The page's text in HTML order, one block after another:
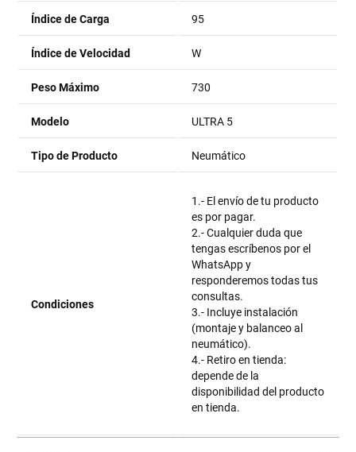
Índice de Carga 95
Índice de Velocidad W
Peso Máximo 730
Modelo ULTRA 5
Tipo de Producto Neumático
Condiciones
1.- El envío de tu producto
es por pagar.
2.- Cualquier duda que
tengas escríbenos por el
WhatsApp y
responderemos todas tus
consultas.
3.- Incluye instalación
(montaje y balanceo al
neumático).
4.- Retiro en tienda:
depende de la
disponibilidad del producto
en tienda.